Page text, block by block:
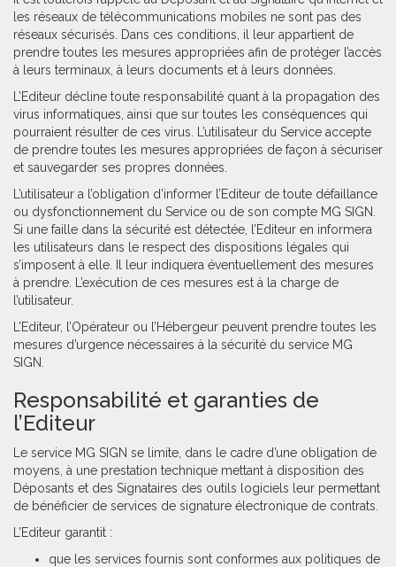
les réseaux de télécommunications mobiles ne sont pas des
réseaux sécurisés. Dans ces conditions, il leur appartient de
prendre toutes les mesures appropriées afin de protéger l’accès
à leurs terminaux, à leurs documents et à leurs données.
L’Editeur décline toute responsabilité quant à la propagation des
virus informatiques, ainsi que sur toutes les conséquences qui
pourraient résulter de ces virus. L’utilisateur du Service accepte
de prendre toutes les mesures appropriées de façon à sécuriser
et sauvegarder ses propres données.
L’utilisateur a l’obligation d’informer l’Editeur de toute défaillance
ou dysfonctionnement du Service ou de son compte MG SIGN.
Si une faille dans la sécurité est détectée, l’Editeur en informera
les utilisateurs dans le respect des dispositions légales qui
s’imposent à elle. Il leur indiquera éventuellement des mesures
à prendre. L’exécution de ces mesures est à la charge de
l’utilisateur.
L’Editeur, l’Opérateur ou l’Hébergeur peuvent prendre toutes les
mesures d’urgence nécessaires à la sécurité du service MG
SIGN.
Responsabilité et garanties de
l’Editeur
Le service MG SIGN se limite, dans le cadre d’une obligation de
moyens, à une prestation technique mettant à disposition des
Déposants et des Signataires des outils logiciels leur permettant
de bénéficier de services de signature électronique de contrats.
L’Editeur garantit :
que les services fournis sont conformes aux politiques de